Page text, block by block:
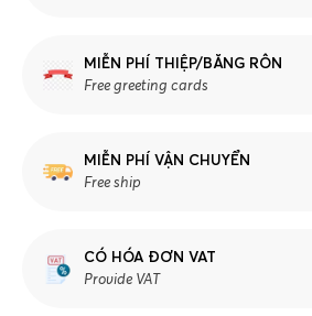
MIỄN PHÍ THIỆP/BĂNG RÔN
Free greeting cards
MIỄN PHÍ VẬN CHUYỂN
Free ship
CÓ HÓA ĐƠN VAT
Provide VAT